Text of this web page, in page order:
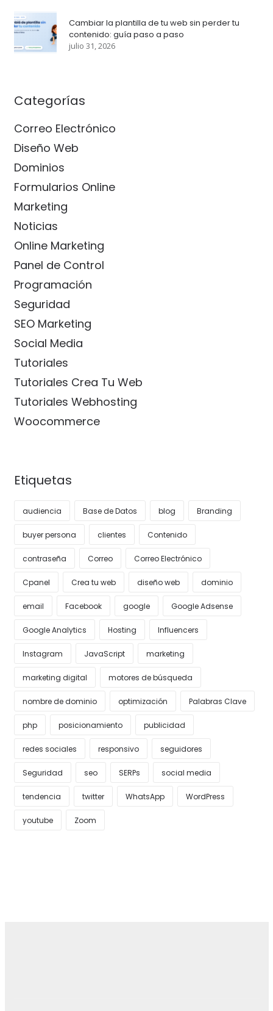
Cambiar la plantilla de tu web sin perder tu
contenido: guía paso a paso
julio 31, 2026
Categorías
Correo Electrónico
Diseño Web
Dominios
Formularios Online
Marketing
Noticias
Online Marketing
Panel de Control
Programación
Seguridad
SEO Marketing
Social Media
Tutoriales
Tutoriales Crea Tu Web
Tutoriales Webhosting
Woocommerce
Etiquetas
audiencia Base de Datos blog Branding
buyer persona clientes Contenido
contraseña Correo Correo Electrónico
Cpanel Crea tu web diseño web dominio
email Facebook google Google Adsense
Google Analytics Hosting Influencers
Instagram JavaScript marketing
marketing digital motores de búsqueda
nombre de dominio optimización Palabras Clave
php posicionamiento publicidad
redes sociales responsivo seguidores
Seguridad seo SERPs social media
tendencia twitter WhatsApp WordPress
youtube Zoom